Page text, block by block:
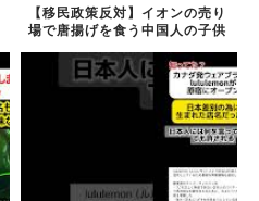
【移民政策反対】イオンの売り
場で唐揚げを食う中国人の子供